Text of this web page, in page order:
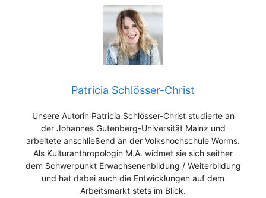
Patricia Schlösser-Christ
Unsere Autorin Patricia Schlösser-Christ studierte an
der Johannes Gutenberg-Universität Mainz und
arbeitete anschließend an der Volkshochschule Worms.
Als Kulturanthropologin M.A. widmet sie sich seither
dem Schwerpunkt Erwachsenenbildung / Weiterbildung
und hat dabei auch die Entwicklungen auf dem
Arbeitsmarkt stets im Blick.